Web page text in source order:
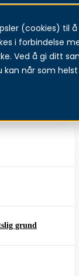
(cookies) til
i forbindelse
Ved å gi ditt
når som
Menu
grund